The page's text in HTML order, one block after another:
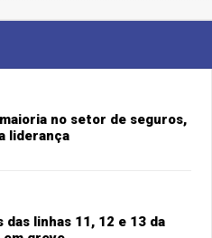
no setor de seguros,
liderança
das linhas 11, 12 e 13 da